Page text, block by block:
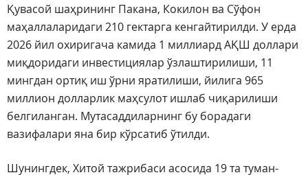
Қувасой шаҳрининг Пакана, Кокилон ва Сўфон
маҳаллаларидаги 210 гектарга кенгайтирилди. У ерда
2026 йил охиригача камида 1 миллиард АҚШ доллари
миқдоридаги инвестициялар ўзлаштирилиши, 11
мингдан ортиқ иш ўрни яратилиши, йилига 965
миллион долларлик маҳсулот ишлаб чиқарилиши
белгиланган. Мутасаддиларнинг бу борадаги
вазифалари яна бир кўрсатиб ўтилди.
Шунингдек, Хитой тажрибаси асосида 19 та туман-